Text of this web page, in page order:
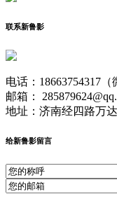
联系新鲁影
电话：18663754317（
邮箱：
地址：济南经四路万
给新鲁影留言